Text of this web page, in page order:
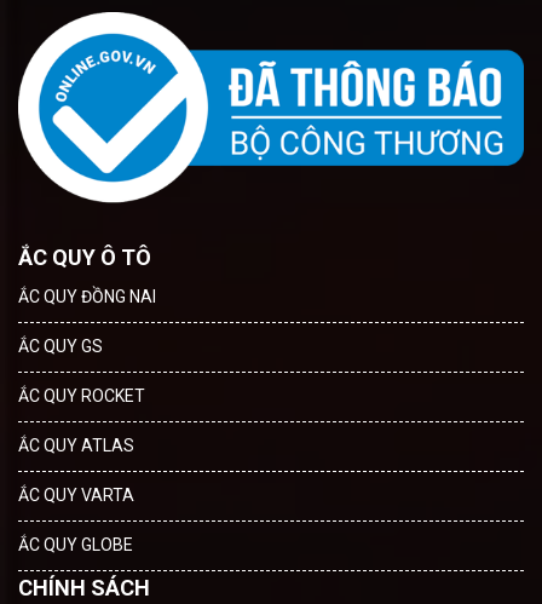
ẮC QUY Ô TÔ
ẮC QUY ĐỒNG NAI
ẮC QUY GS
ẮC QUY ROCKET
ẮC QUY ATLAS
ẮC QUY VARTA
ẮC QUY GLOBE
CHÍNH SÁCH